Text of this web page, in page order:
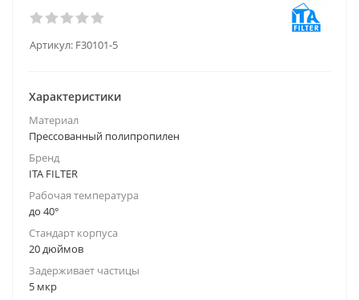
Артикул: F30101-5
Характеристики
Материал
Прессованный полипропилен
Бренд
ITA FILTER
Рабочая температура
до 40°
Стандарт корпуса
20 дюймов
Задерживает частицы
5 мкр